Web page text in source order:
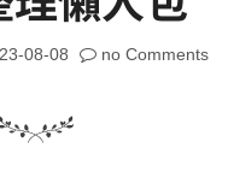
08-08 no Comments